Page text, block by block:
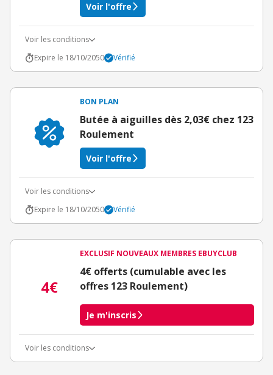
Voir l'offre
Voir les conditions
Expire le 18/10/2050
Vérifié
BON PLAN
Butée à aiguilles dès 2,03€ chez 123
Roulement
Voir l'offre
Voir les conditions
Expire le 18/10/2050
Vérifié
4€
EXCLUSIF NOUVEAUX MEMBRES EBUYCLUB
4€ offerts (cumulable avec les
offres 123 Roulement)
Je m'inscris
Voir les conditions